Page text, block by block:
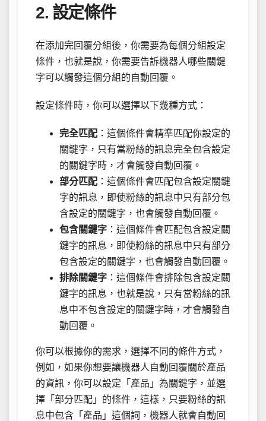
2. 設定條件
在添加完回覆分組後，你需要為每個分組設定
條件，也就是說，你需要告訴機器人哪些關鍵
字可以觸發這個分組的自動回覆。
設定條件時，你可以選擇以下幾種方式：
完全匹配 ：這個條件會精準匹配你設定的
關鍵字，只有當粉絲的訊息完全包含設定
的關鍵字時，才會觸發自動回覆。
部分匹配 ：這個條件會匹配包含設定關鍵
字的訊息，即使粉絲的訊息中只有部分包
含設定的關鍵字，也會觸發自動回覆。
包含關鍵字 ：這個條件會匹配包含設定關
鍵字的訊息，即使粉絲的訊息中只有部分
包含設定的關鍵字，也會觸發自動回覆。
排除關鍵字 ：這個條件會排除包含設定關
鍵字的訊息，也就是說，只有當粉絲的訊
息中不包含設定的關鍵字時，才會觸發自
動回覆。
你可以根據你的需求，選擇不同的條件方式，
例如，如果你想要讓機器人自動回覆關於產品
的資訊，你可以設定「產品」為關鍵字，並選
擇「部分匹配」的條件，這樣，只要粉絲的訊
息中包含「產品」這個詞，機器人就會自動回